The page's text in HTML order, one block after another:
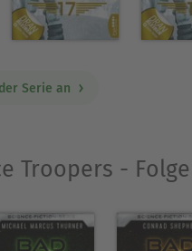
Serie an
Troopers - Folge